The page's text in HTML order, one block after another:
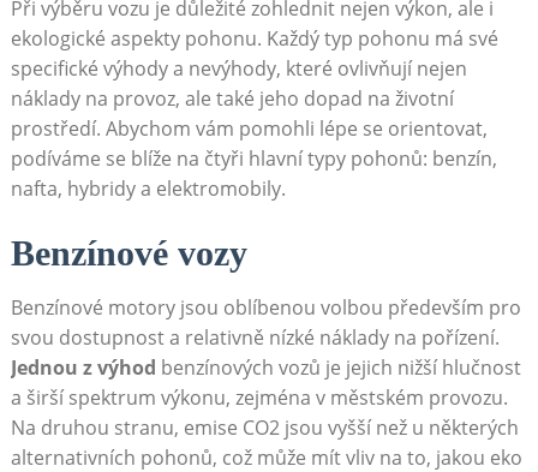
Při výběru vozu je důležité zohlednit nejen ‌výkon, ale⁣ i‌
ekologické aspekty pohonu. Každý typ pohonu⁤ má své‍
specifické ​výhody a nevýhody, které ‍ovlivňují​ nejen
náklady na provoz, ale také⁣ jeho dopad na životní
⁣prostředí. Abychom vám pomohli lépe se⁤ orientovat,
podíváme ‍se blíže ‌na čtyři hlavní typy pohonů: benzín,
nafta, hybridy ⁣a elektromobily.
Benzínové vozy
Benzínové motory jsou ‌oblíbenou volbou především ⁤pro
svou dostupnost ‌a relativně​ nízké náklady⁢ na pořízení.
Jednou z výhod benzínových vozů ‍je jejich nižší ‌hlučnost ​
a širší ⁢spektrum výkonu, zejména v‍ městském‌ provozu.
Na druhou stranu, emise CO2 jsou vyšší než⁢ u některých
alternativních pohonů, což může mít vliv ⁢na to, jakou eko